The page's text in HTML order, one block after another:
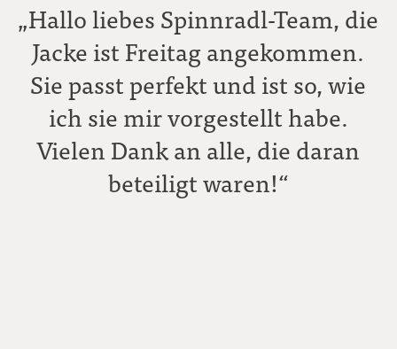
„Hallo liebes Spinnradl-Team, die
Jacke ist Freitag angekommen.
Sie passt perfekt und ist so, wie
ich sie mir vorgestellt habe.
Vielen Dank an alle, die daran
beteiligt waren!“